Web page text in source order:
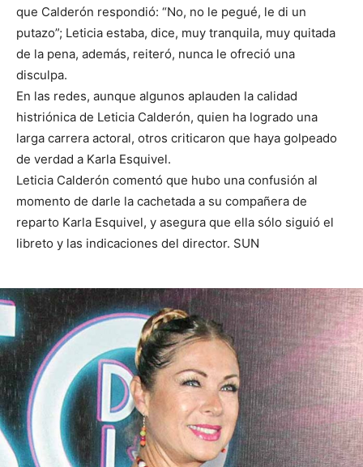
que Calderón respondió: “No, no le pegué, le di un
putazo”; Leticia estaba, dice, muy tranquila, muy quitada
de la pena, además, reiteró, nunca le ofreció una
disculpa.
En las redes, aunque algunos aplauden la calidad
histriónica de Leticia Calderón, quien ha logrado una
larga carrera actoral, otros criticaron que haya golpeado
de verdad a Karla Esquivel.
Leticia Calderón comentó que hubo una confusión al
momento de darle la cachetada a su compañera de
reparto Karla Esquivel, y asegura que ella sólo siguió el
libreto y las indicaciones del director. SUN